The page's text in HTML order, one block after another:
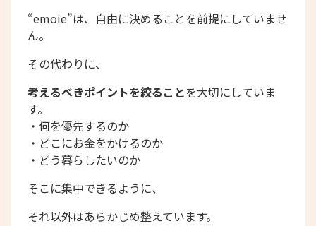
“emoie”は、自由に決めることを前提にしていませ
ん。
その代わりに、
考えるべきポイントを絞ることを大切にしていま
す。
・何を優先するのか
・どこにお金をかけるのか
・どう暮らしたいのか
そこに集中できるように、
それ以外はあらかじめ整えています。